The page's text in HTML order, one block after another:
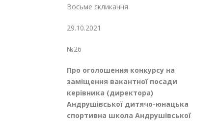
Восьме скликання
29.10.2021
№26
Про оголошення конкурсу на
заміщення вакантної посади
керівника (директора)
Андрушівської дитячо-юнацька
спортивна школа Андрушівської